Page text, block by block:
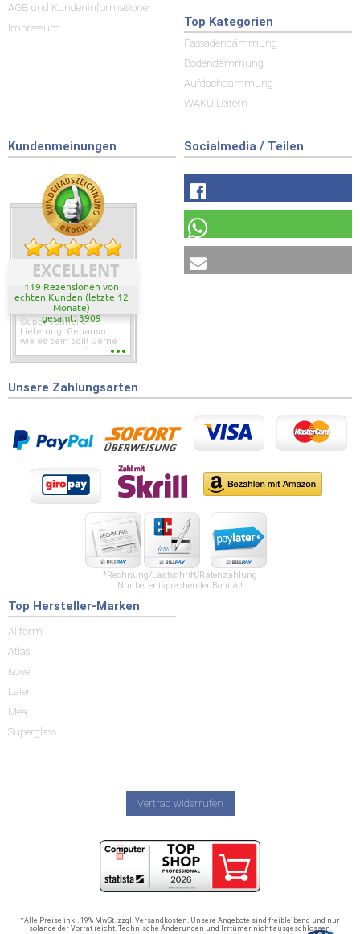
AGB und Kundeninformationen
Impressum
Top Kategorien
Fassadendämmung
Bodendämmung
Aufdachdämmung
WAKÜ Leitern
Kundenmeinungen
EXCELLENT
119 Rezensionen von
echten Kunden (letzte 12
Monate)
gesamt: 3909
Super schnelle
Lieferung. Genauso
wie es sein soll! Gerne
wieder wenn ich was
Socialmedia / Teilen
Unsere Zahlungsarten
*Rechnung/Lastschrift/Ratenzahlung
Nur bei entsprechender Bonität!
Top Hersteller-Marken
Allform
Atlas
Isover
Laier
Mea
Superglass
Vertrag widerrufen
*Alle Preise inkl. 19% MwSt. zzgl. Versandkosten. Unsere Angebote sind freibleibend und nur
solange der Vorrat reicht. Technische Änderungen und Irrtümer nicht ausgeschlossen.